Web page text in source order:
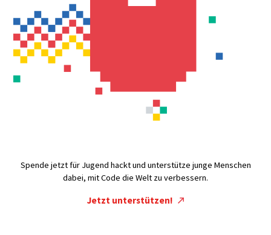
Spende jetzt für Jugend hackt und unterstütze junge Menschen
dabei, mit Code die Welt zu verbessern.
Jetzt unterstützen!